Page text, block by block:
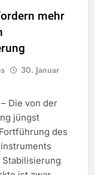
mehr
30. Januar
Die von der
jüngst
des